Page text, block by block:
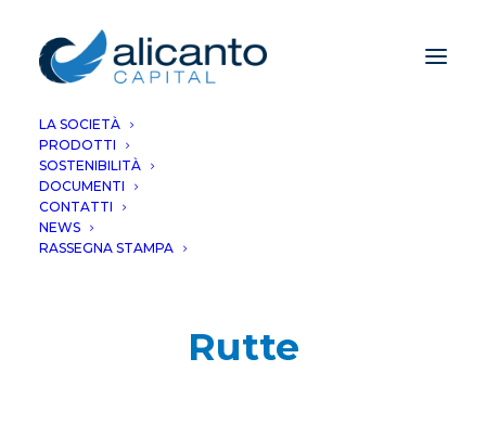
LA SOCIETÀ
PRODOTTI
SOSTENIBILITÀ
DOCUMENTI
CONTATTI
NEWS
RASSEGNA STAMPA
Rutte